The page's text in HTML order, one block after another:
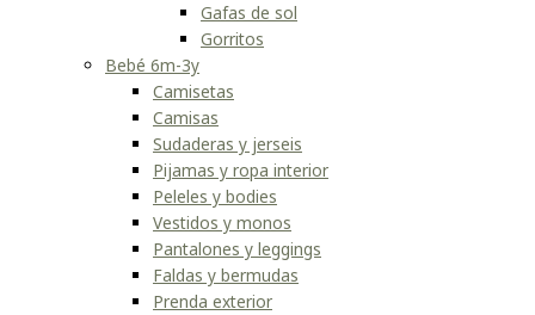
Gafas de sol
Gorritos
Bebé 6m-3y
Camisetas
Camisas
Sudaderas y jerseis
Pijamas y ropa interior
Peleles y bodies
Vestidos y monos
Pantalones y leggings
Faldas y bermudas
Prenda exterior